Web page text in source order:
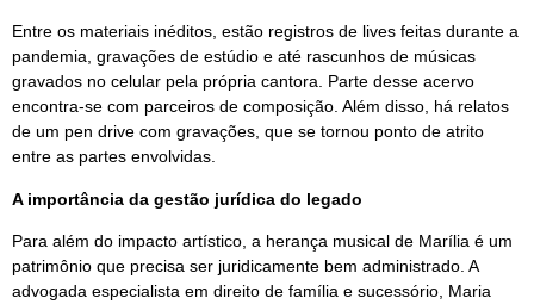
Entre os materiais inéditos, estão registros de lives feitas durante a
pandemia, gravações de estúdio e até rascunhos de músicas
gravados no celular pela própria cantora. Parte desse acervo
encontra-se com parceiros de composição. Além disso, há relatos
de um pen drive com gravações, que se tornou ponto de atrito
entre as partes envolvidas.
A importância da gestão jurídica do legado
Para além do impacto artístico, a herança musical de Marília é um
patrimônio que precisa ser juridicamente bem administrado. A
advogada especialista em direito de família e sucessório, Maria